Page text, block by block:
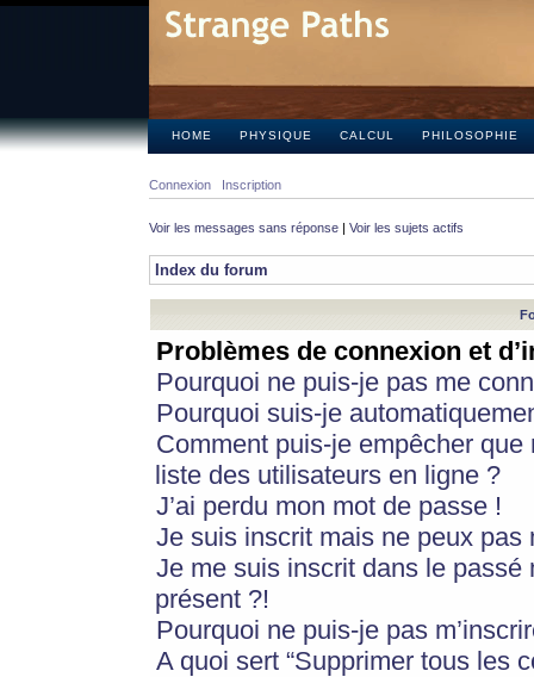
HOME PHYSIQUE CALCUL PHILOSOPHIE
Connexion Inscription
Voir les messages sans réponse | Voir les sujets actifs
Index du forum
Problèmes de connexion et
Pourquoi ne puis-je pas me
Pourquoi suis-je
Comment puis-je empêcher
liste des utilisateurs en ligne ?
J’ai perdu mon mot de passe !
Je suis inscrit mais ne peux pas
Je me suis inscrit dans le
présent ?!
Pourquoi ne puis-je pas
A quoi sert “Supprimer tous les